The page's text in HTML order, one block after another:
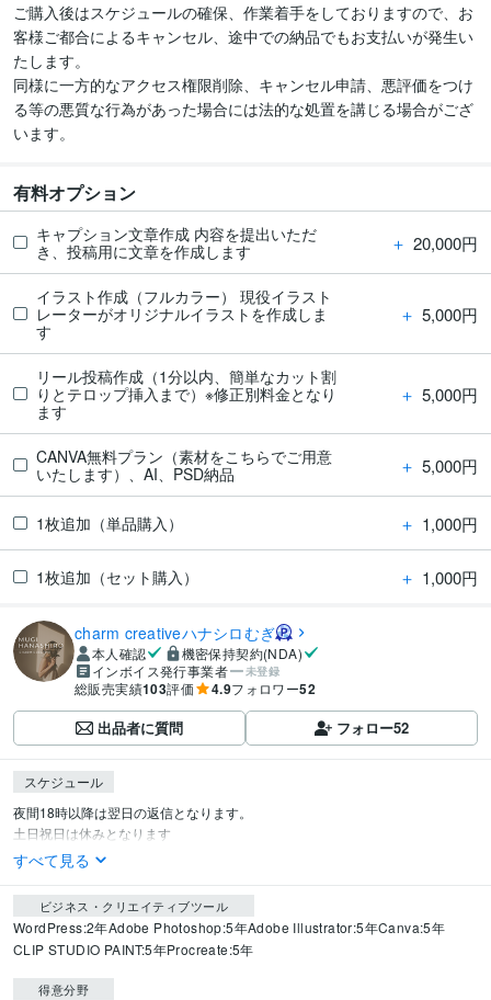
ご購入後はスケジュールの確保、作業着手をしておりますので、お
客様ご都合によるキャンセル、途中での納品でもお支払いが発生い
たします。
同様に一方的なアクセス権限削除、キャンセル申請、悪評価をつけ
る等の悪質な行為があった場合には法的な処置を講じる場合がござ
います。
有料オプション
キャプション文章作成 内容を提出いただ
き、投稿用に文章を作成します
＋ 20,000円
イラスト作成（フルカラー） 現役イラスト
レーターがオリジナルイラストを作成しま
す
＋ 5,000円
リール投稿作成（1分以内、簡単なカット割
りとテロップ挿入まで）※修正別料金となり
ます
＋ 5,000円
CANVA無料プラン（素材をこちらでご用意
いたします）、AI、PSD納品
＋ 5,000円
1枚追加（単品購入） ＋ 1,000円
1枚追加（セット購入） ＋ 1,000円
charm creativeハナシロむぎ
本人確認
機密保持契約(NDA)
インボイス発行事業者
未登録
総販売実績103評価 4.9フォロワー52
出品者に質問 フォロー52
スケジュール
夜間18時以降は翌日の返信となります。
土日祝日は休みとなります
すべて見る
ビジネス・クリエイティブツール
WordPress:2年Adobe Photoshop:5年Adobe Illustrator:5年Canva:5年
CLIP STUDIO PAINT:5年Procreate:5年
得意分野